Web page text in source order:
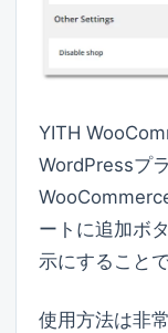
YITH
WordPressプ
ートに追加ボ
示にすることで
使用方法は非